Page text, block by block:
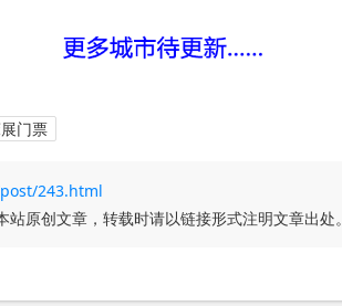
门票
243.html
原创文章，转载时请以链接形式注明文章出处。